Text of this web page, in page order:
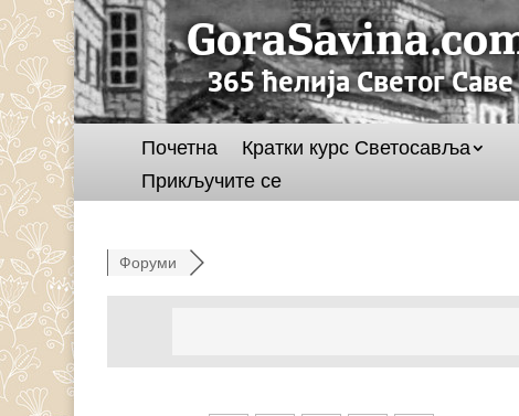
Почетна Кратки курс Светосавља
Прикључите се
Форуми